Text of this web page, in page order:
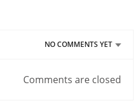
NO COMMENTS YET
Comments are closed